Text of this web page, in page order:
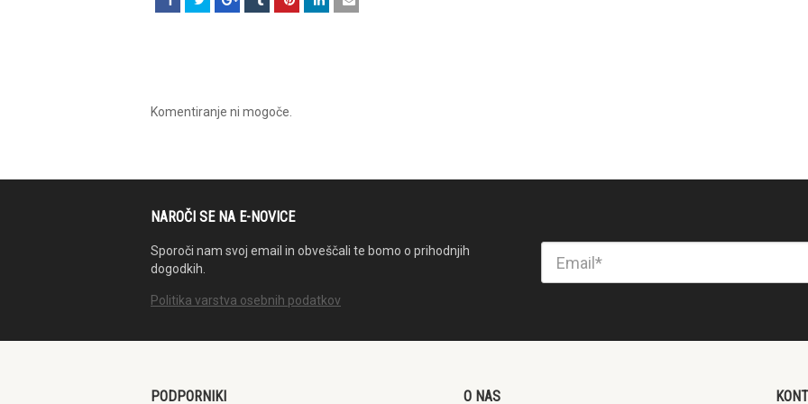
Komentiranje ni mogoče.
NAROČI SE NA E-NOVICE
Sporoči nam svoj email in obveščali te bomo o prihodnjih
dogodkih.
Politika varstva osebnih podatkov
PODPORNIKI O NAS